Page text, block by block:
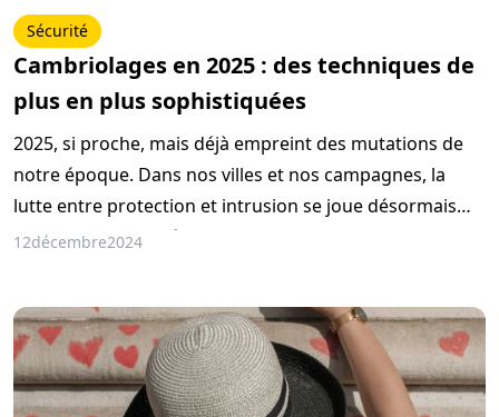
Sécurité
Cambriolages en 2025 : des techniques de
plus en plus sophistiquées
2025, si proche, mais déjà empreint des mutations de
notre époque. Dans nos villes et nos campagnes, la
lutte entre protection et intrusion se joue désormais
avec une inventivité troublante. Les cambrioleurs,
Désormais, ils usent de subtilité, de technologie et
parfois même de psychologie pour atteindre leur but.
12décembre2024